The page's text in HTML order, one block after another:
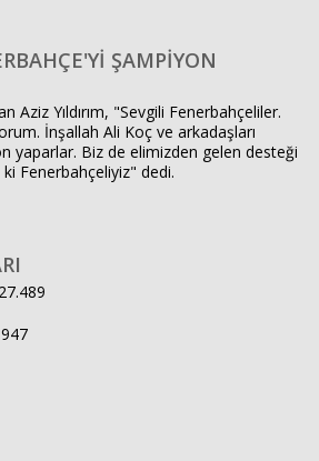
ŞAMPİYON
Aziz Yıldırım, "Sevgili Fenerbahçeliler.
İnşallah Ali Koç ve arkadaşları
yaparlar. Biz de elimizden gelen desteği
ki Fenerbahçeliyiz" dedi.
27.489